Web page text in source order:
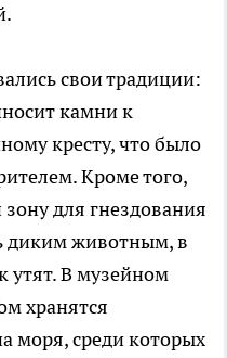
свои традиции:
камни к
кресту, что было
Кроме того,
для гнездования
диким животным, в
утят. В музейном
хранятся
моря, среди которых